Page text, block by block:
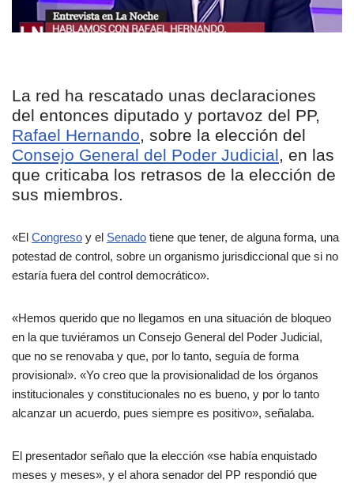
La red ha rescatado unas declaraciones
del entonces diputado y portavoz del PP,
Rafael Hernando, sobre la elección del
Consejo General del Poder Judicial, en las
que criticaba los retrasos de la elección de
sus miembros.
«El Congreso y el Senado tiene que tener, de alguna forma, una
potestad de control, sobre un organismo jurisdiccional que si no
estaría fuera del control democrático».
«Hemos querido que no llegamos en una situación de bloqueo
en la que tuviéramos un Consejo General del Poder Judicial,
que no se renovaba y que, por lo tanto, seguía de forma
provisional». «Yo creo que la provisionalidad de los órganos
institucionales y constitucionales no es bueno, y por lo tanto
alcanzar un acuerdo, pues siempre es positivo», señalaba.
El presentador señalo que la elección «se había enquistado
meses y meses», y el ahora senador del PP respondió que